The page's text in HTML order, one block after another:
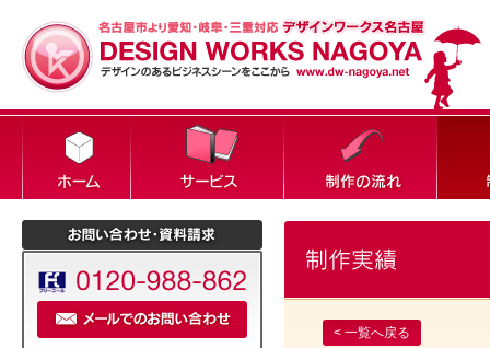
< 一覧へ戻る